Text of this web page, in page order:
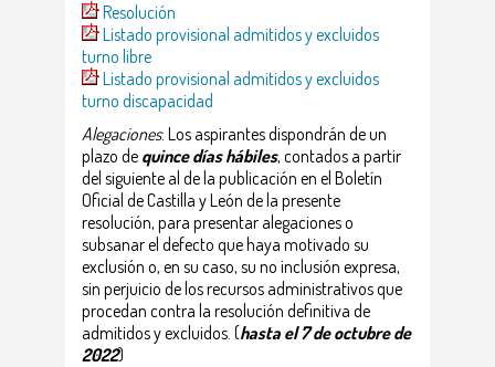
Resolución
Listado provisional admitidos y excluidos
turno libre
Listado provisional admitidos y excluidos
turno discapacidad
Alegaciones: Los aspirantes dispondrán de un
plazo de quince días hábiles, contados a partir
del siguiente al de la publicación en el Boletín
Oficial de Castilla y León de la presente
resolución, para presentar alegaciones o
subsanar el defecto que haya motivado su
exclusión o, en su caso, su no inclusión expresa,
sin perjuicio de los recursos administrativos que
procedan contra la resolución definitiva de
admitidos y excluidos. (hasta el 7 de octubre de
2022)